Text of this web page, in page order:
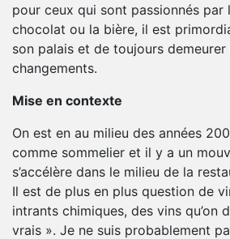
pour ceux qui sont passionnés par
chocolat ou la bière, il est
son palais et de toujours
changements.
Mise en contexte
On est en au milieu des années
comme sommelier et il y a un
s’accélère dans le milieu de la
Il est de plus en plus question de
intrants chimiques, des vins qu’on
vrais ». Je ne suis probablement